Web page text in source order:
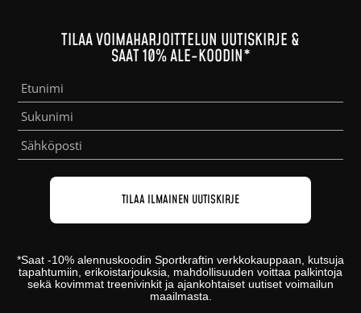
TILAA VOIMAHARJOITTELUN UUTISKIRJE &
SAAT 10% ALE-KOODIN*
*Saat -10% alennuskoodin Sportkraftin verkkokauppaan , kutsuja
tapahtumiin, erikoistarjouksia, mahdollisuuden voittaa palkintoja
sekä kovimmat treenivinkit ja ajankohtaiset uutiset voimailun
maailmasta.